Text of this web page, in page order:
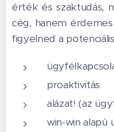
érték és szaktudás,
cég, hanem
figyelned a
proaktivitás
alázat! (az
win-win alapú